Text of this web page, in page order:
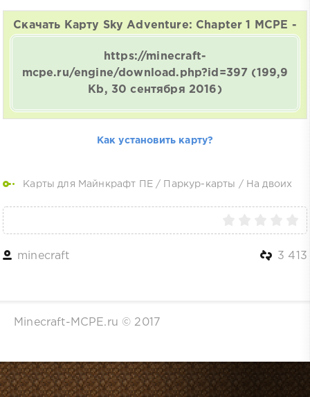
Скачать Карту Sky Adventure: Chapter 1 MCPE -
https://minecraft-
mcpe.ru/engine/download.php?id=397 (199,9
Kb, 30 сентября 2016)
Как установить карту?
Карты для Майнкрафт ПЕ / Паркур-карты / На двоих
minecraft 3 413
Minecraft-MCPE.ru © 2017